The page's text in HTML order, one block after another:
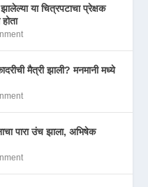
झालेल्या या चित्रपटाचा प्रेक्षक
मैत्री झाली? मनमानी मध्ये
पारा उंच झाला, अभिषेक